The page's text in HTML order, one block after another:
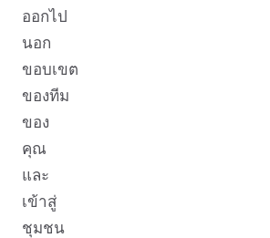
ออกไป
นอก
ขอบเขต
ของทีม
ของ
คุณ
และ
เข้าสู่
ชุมชน